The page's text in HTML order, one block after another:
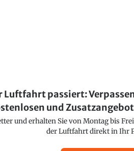
Luftfahrt passiert:
und
und erhalten Sie von Montag bis
der Luftfahrt direkt in Ihr